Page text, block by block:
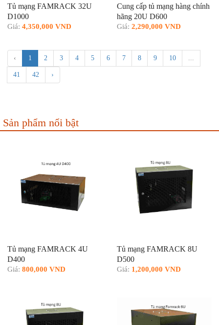
Tủ mạng FAMRACK 32U
D1000
Giá: 4,350,000 VND
Cung cấp tủ mạng hàng chính
hãng 20U D600
Giá: 2,290,000 VND
‹ 1 2 3 4 5 6 7 8 9 10 ...
41 42 ›
Sản phẩm nổi bật
Tủ mạng FAMRACK 4U
D400
Giá: 800,000 VND
Tủ mạng FAMRACK 8U
D500
Giá: 1,200,000 VND